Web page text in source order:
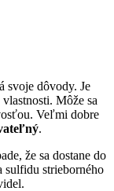
svoje dôvody. Je
Môže sa
Veľmi dobre
.
že sa dostane do
sulfidu strieborného